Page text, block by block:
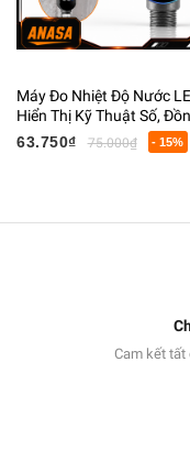
Máy Đo Nhiệt Độ Nước
Hiển Thị Kỹ Thuật Số,
Đo Nhiệt Độ Vòi Sen Thông
63.750₫ 75.000₫ - 15%
Cam kết tất